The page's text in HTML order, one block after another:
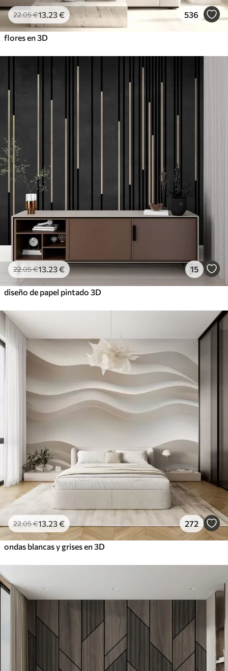
22.05€13 .23€ 536
flores en 3D
22.05€13 .23€ 15
diseño de papel pintado 3D
22.05€13 .23€ 272
ondas blancas y grises en 3D